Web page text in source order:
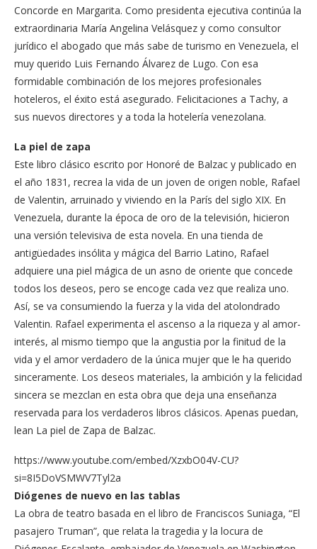
Concorde en Margarita. Como presidenta ejecutiva continúa la
extraordinaria María Angelina Velásquez y como consultor
jurídico el abogado que más sabe de turismo en Venezuela, el
muy querido Luis Fernando Álvarez de Lugo. Con esa
formidable combinación de los mejores profesionales
hoteleros, el éxito está asegurado. Felicitaciones a Tachy, a
sus nuevos directores y a toda la hotelería venezolana.
La piel de zapa
Este libro clásico escrito por Honoré de Balzac y publicado en
el año 1831, recrea la vida de un joven de origen noble, Rafael
de Valentin, arruinado y viviendo en la París del siglo XIX. En
Venezuela, durante la época de oro de la televisión, hicieron
una versión televisiva de esta novela. En una tienda de
antigüedades insólita y mágica del Barrio Latino, Rafael
adquiere una piel mágica de un asno de oriente que concede
todos los deseos, pero se encoge cada vez que realiza uno.
Así, se va consumiendo la fuerza y la vida del atolondrado
Valentin. Rafael experimenta el ascenso a la riqueza y al amor-
interés, al mismo tiempo que la angustia por la finitud de la
vida y el amor verdadero de la única mujer que le ha querido
sinceramente. Los deseos materiales, la ambición y la felicidad
sincera se mezclan en esta obra que deja una enseñanza
reservada para los verdaderos libros clásicos. Apenas puedan,
lean La piel de Zapa de Balzac.
https://www.youtube.com/embed/XzxbO04V-CU?
si=8I5DoVSMWV7Tyl2a
Diógenes de nuevo en las tablas
La obra de teatro basada en el libro de Franciscos Suniaga, “El
pasajero Truman”, que relata la tragedia y la locura de